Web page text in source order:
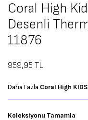
Coral High
Desenli
11876
959,95 TL
Daha Fazla Coral High KIDS
Koleksiyonu Tamamla